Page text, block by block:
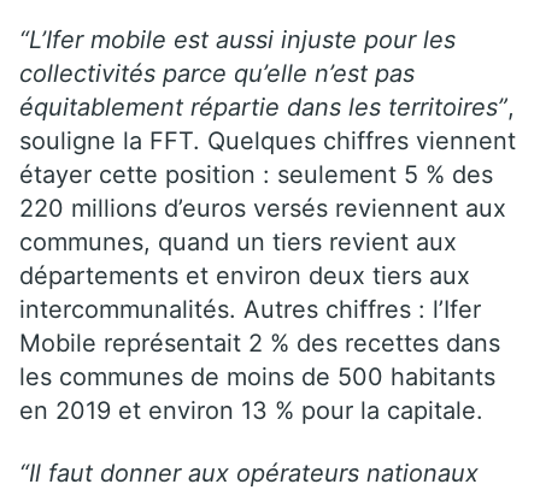
“L’Ifer mobile est aussi injuste pour les
collectivités parce qu’elle n’est pas
équitablement répartie dans les territoires”,
souligne la FFT. Quelques chiffres viennent
étayer cette position : seulement 5 % des
220 millions d’euros versés reviennent aux
communes, quand un tiers revient aux
départements et environ deux tiers aux
intercommunalités. Autres chiffres : l’Ifer
Mobile représentait 2 % des recettes dans
les communes de moins de 500 habitants
en 2019 et environ 13 % pour la capitale.
“Il faut donner aux opérateurs nationaux